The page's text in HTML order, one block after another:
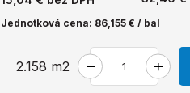
Jednotková cena: 86,155 € / bal
2.158 m2